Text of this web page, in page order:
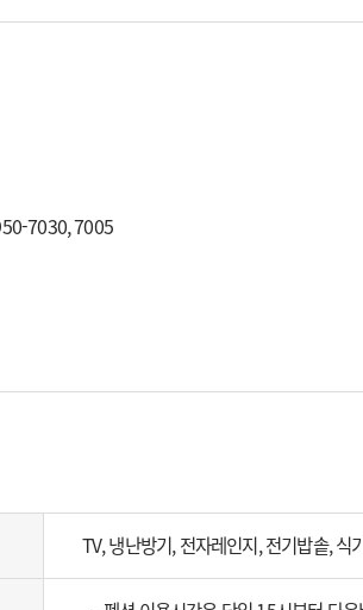
7030, 7005
TV, 냉난방기, 전자레인지, 전기밥솥, 식